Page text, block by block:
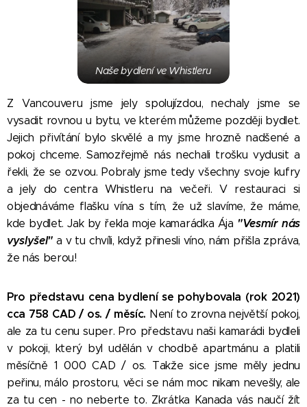
Naše bydlení ve Whistleru
Z Vancouveru jsme jely spolujízdou, nechaly jsme se
vysadit rovnou u bytu, ve kterém můžeme později bydlet.
Jejich přivítání bylo skvělé a my jsme hrozně nadšené a
pokoj chceme. Samozřejmě nás nechali trošku vydusit a
řekli, že se ozvou. Pobraly jsme tedy všechny svoje kufry
a jely do centra Whistleru na večeři. V restauraci si
objednáváme flašku vína s tím, že už slavíme, že máme,
kde bydlet. Jak by řekla moje kamarádka Ája "Vesmír nás
vyslyšel" a v tu chvíli, když přinesli víno, nám přišla zpráva,
že nás berou! 😊
Pro představu cena bydlení se pohybovala (rok 2021)
cca 758 CAD / os. / měsíc. Není to zrovna největší pokoj,
ale za tu cenu super. Pro představu naši kamarádi bydleli
v pokoji, který byl udělán v chodbě apartmánu a platili
měsíčně 1 000 CAD / os. Takže sice jsme měly jednu
peřinu, málo prostoru, věci se nám moc nikam nevešly, ale
za tu cen - no neberte to. Zkrátka Kanada vás naučí žít